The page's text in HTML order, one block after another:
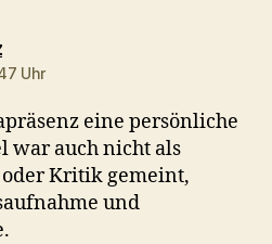
sagt:
Uhr
eine persönliche
war auch nicht als
Kritik gemeint,
und